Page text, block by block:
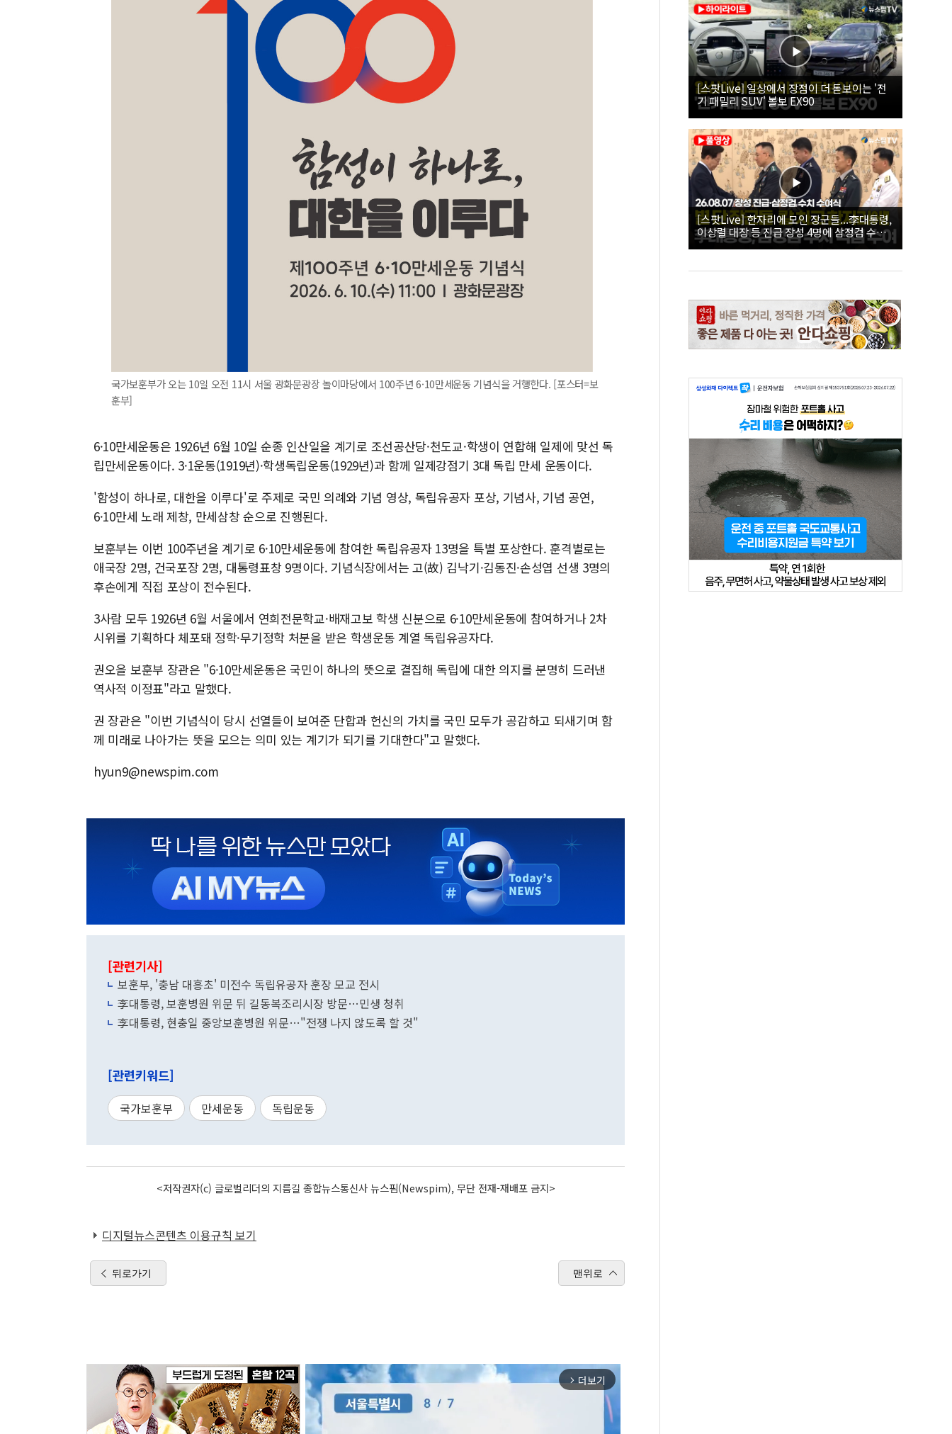
국가보훈부가 오는 10일 오전 11시 서울 광화문광장 놀이마당에서 100주년 6·10만세운동 기념식을 거행한다. [포스터=보
훈부]
6·10만세운동은 1926년 6월 10일 순종 인산일을 계기로 조선공산당·천도교·학생이 연합해 일제에 맞선 독
립만세운동이다. 3·1운동(1919년)·학생독립운동(1929년)과 함께 일제강점기 3대 독립 만세 운동이다.
'함성이 하나로, 대한을 이루다'로 주제로 국민 의례와 기념 영상, 독립유공자 포상, 기념사, 기념 공연,
6·10만세 노래 제창, 만세삼창 순으로 진행된다.
보훈부는 이번 100주년을 계기로 6·10만세운동에 참여한 독립유공자 13명을 특별 포상한다. 훈격별로는
애국장 2명, 건국포장 2명, 대통령표창 9명이다. 기념식장에서는 고(故) 김낙기·김동진·손성엽 선생 3명의
후손에게 직접 포상이 전수된다.
3사람 모두 1926년 6월 서울에서 연희전문학교·배재고보 학생 신분으로 6·10만세운동에 참여하거나 2차
시위를 기획하다 체포돼 정학·무기정학 처분을 받은 학생운동 계열 독립유공자다.
권오을 보훈부 장관은 "6·10만세운동은 국민이 하나의 뜻으로 결집해 독립에 대한 의지를 분명히 드러낸
역사적 이정표"라고 말했다.
권 장관은 "이번 기념식이 당시 선열들이 보여준 단합과 헌신의 가치를 국민 모두가 공감하고 되새기며 함
께 미래로 나아가는 뜻을 모으는 의미 있는 계기가 되기를 기대한다"고 말했다.
hyun9@newspim.com
[관련기사]
보훈부, '충남 대흥초' 미전수 독립유공자 훈장 모교 전시
李대통령, 보훈병원 위문 뒤 길동복조리시장 방문…민생 청취
李대통령, 현충일 중앙보훈병원 위문…"전쟁 나지 않도록 할 것"
[관련키워드]
국가보훈부 만세운동 독립운동
<저작권자(c) 글로벌리더의 지름길 종합뉴스통신사 뉴스핌(Newspim), 무단 전재-재배포 금지>
디지털뉴스콘텐츠 이용규칙 보기
뒤로가기 맨위로
arrow_forward_ios 더보기
[스팟Live] 일상에서 장점이 더 돋보이는 '전
기 패밀리 SUV' 볼보 EX90
[스팟Live] 한자리에 모인 장군들...李대통령,
이상렬 대장 등 진급 장성 4명에 삼정검 수치
직접 수여｜26.08.07 장성 진급·삼정검 수치